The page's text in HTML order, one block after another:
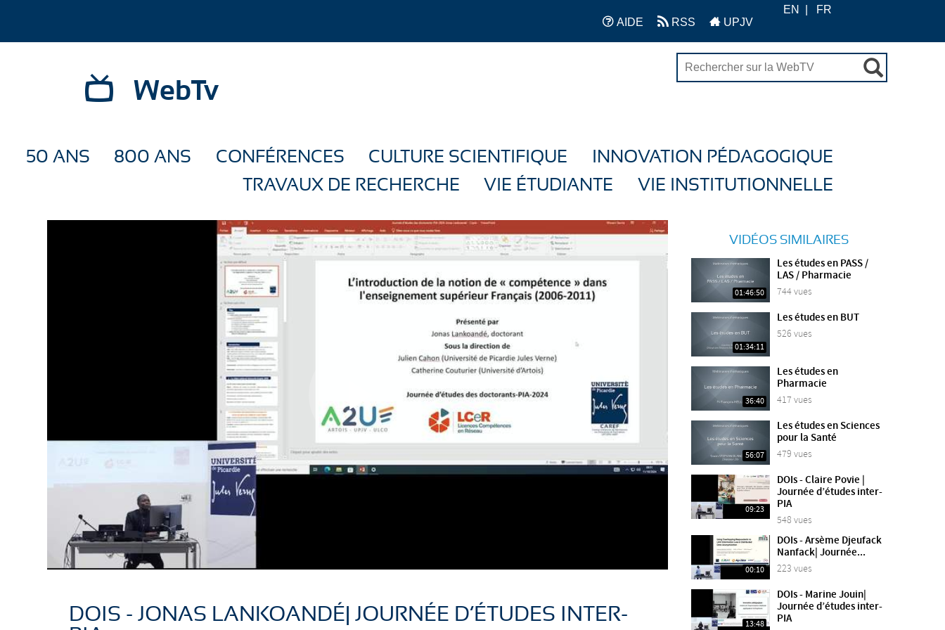
AIDE RSS UPJV
EN FR
WebTv
50 ANS 800 ANS CONFÉRENCES CULTURE SCIENTIFIQUE
INNOVATION PÉDAGOGIQUE
TRAVAUX DE RECHERCHE
VIE ÉTUDIANTE VIE INSTITUTIONNELLE
L
i
r
L
i
r
DOIS - JONAS LANKOANDÉ| JOURNÉE D’ÉTUDES INTER-
VIDÉOS SIMILAIRES
01:46:50
Les études en PASS /
LAS / Pharmacie
744 vues
01:34:11
Les études en BUT
526 vues
36:40
Les études en
Pharmacie
417 vues
56:07
Les études en Sciences
pour la Santé
479 vues
09:23
DOIs - Claire Povie |
Journée d’études inter-
PIA
548 vues
00:10
DOIs - Arsème Djeufack
Nanfack| Journée...
223 vues
13:48
DOIs - Marine Jouin|
Journée d’études inter-
PIA